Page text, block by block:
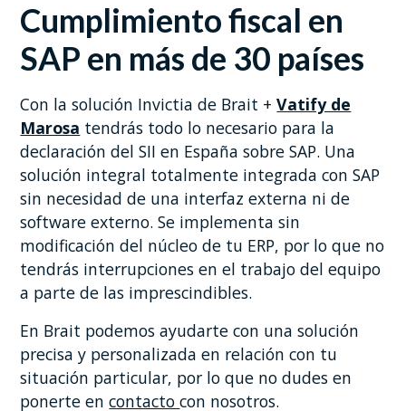
Cumplimiento fiscal en
SAP en más de 30 países
Con la solución Invictia de Brait +Vatify de
Marosa tendrás todo lo necesario para la
declaración del SII en España sobre SAP. Una
solución integral totalmente integrada con SAP
sin necesidad de una interfaz externa ni de
software externo. Se implementa sin
modificación del núcleo de tu ERP, por lo que no
tendrás interrupciones en el trabajo del equipo
a parte de las imprescindibles.
En Brait podemos ayudarte con una solución
precisa y personalizada en relación con tu
situación particular, por lo que no dudes en
ponerte encontactocon nosotros.